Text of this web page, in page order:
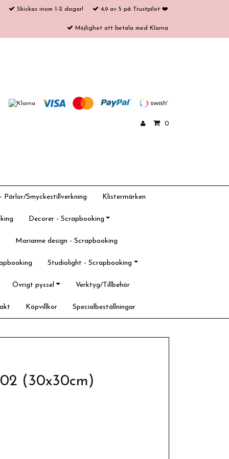
Skickas inom 1-2 dagar! 4,9 av 5 på Trustpilot ❤️
Möjlighet att betala med Klarna
0
Pärlor/Smyckestillverkning Klistermärken
Decorer - Scrapbooking
Marianne design - Scrapbooking
Studiolight - Scrapbooking
Övrigt pyssel Verktyg/Tillbehör
Köpvillkor Specialbeställningar
(30x30cm)